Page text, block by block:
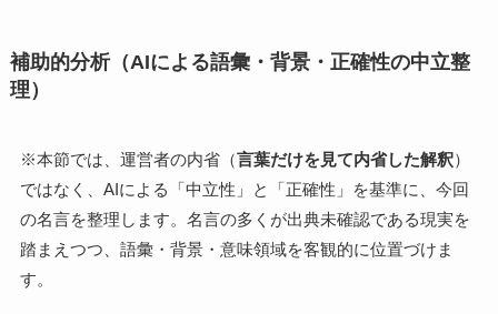
補助的分析（AIによる語彙・背景・正確性の中立整
理）
※本節では、運営者の内省（言葉だけを見て内省した解釈）
ではなく、AIによる「中立性」と「正確性」を基準に、今回
の名言を整理します。名言の多くが出典未確認である現実を
踏まえつつ、語彙・背景・意味領域を客観的に位置づけま
す。